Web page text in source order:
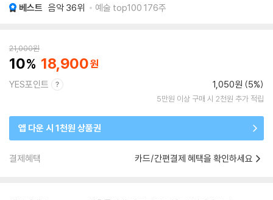
베스트 음악 36위 예술 top100 176주
21,000원
10 18,900
YES포인트 1,050원 (5%)
5만원 이상 구매 시 2천원 추가 적립
앱 다운 시 1천원 상품권
결제혜택 카드/간편결제 혜택을 확인하세요